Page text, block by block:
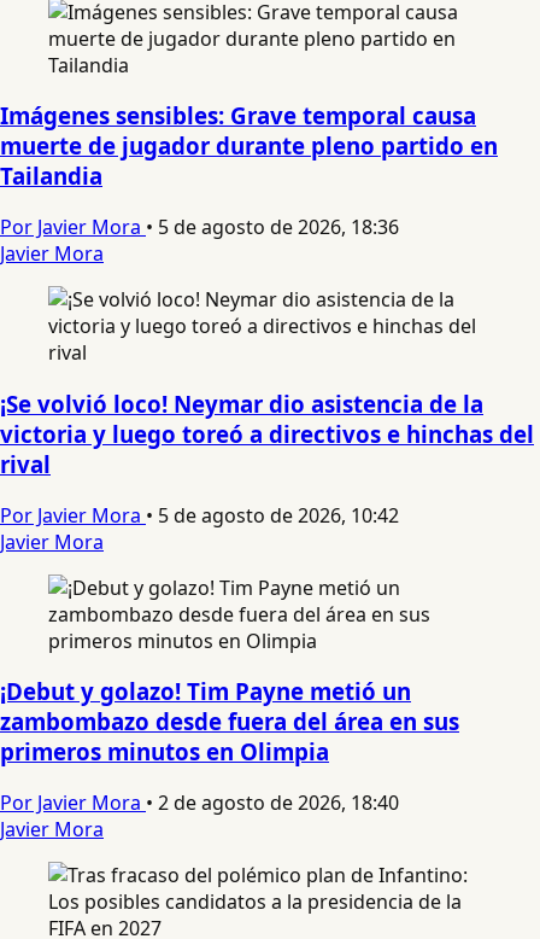
Imágenes sensibles: Grave temporal causa
muerte de jugador durante pleno partido en
Tailandia
Por Javier Mora • 5 de agosto de 2026, 18:36
Javier Mora
¡Se volvió loco! Neymar dio asistencia de la
victoria y luego toreó a directivos e hinchas del
rival
Por Javier Mora • 5 de agosto de 2026, 10:42
Javier Mora
¡Debut y golazo! Tim Payne metió un
zambombazo desde fuera del área en sus
primeros minutos en Olimpia
Por Javier Mora • 2 de agosto de 2026, 18:40
Javier Mora